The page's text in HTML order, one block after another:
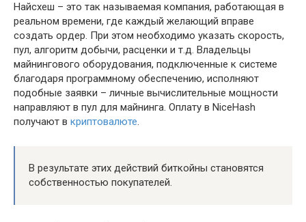
Найсхеш – это так называемая компания, работающая в
реальном времени, где каждый желающий вправе
создать ордер. При этом необходимо указать скорость,
пул, алгоритм добычи, расценки и т.д. Владельцы
майнингового оборудования, подключенные к системе
благодаря программному обеспечению, исполняют
подобные заявки – личные вычислительные мощности
направляют в пул для майнинга. Оплату в NiceHash
получают в криптовалюте.
В результате этих действий биткойны становятся
собственностью покупателей.